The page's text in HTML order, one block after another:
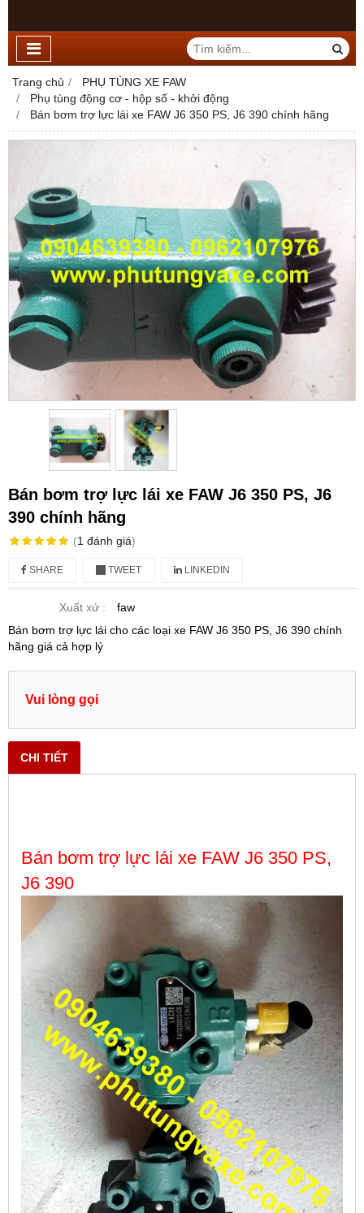
Trang chủ
PHỤ TÙNG XE FAW
Phụ tùng động cơ - hộp số - khởi động
Bán bơm trợ lực lái xe FAW J6 350 PS, J6 390 chính hãng
Bán bơm trợ lực lái xe FAW J6 350 PS, J6
390 chính hãng
(1 đánh giá)
SHARE TWEET LINKEDIN
Xuất xứ :
faw
Bán bơm trợ lực lái cho các loại xe FAW J6 350 PS, J6 390 chính
hãng giá cả hợp lý
Vui lòng gọi
CHI TIẾT
Bán bơm trợ lực lái xe FAW J6 350 PS,
J6 390